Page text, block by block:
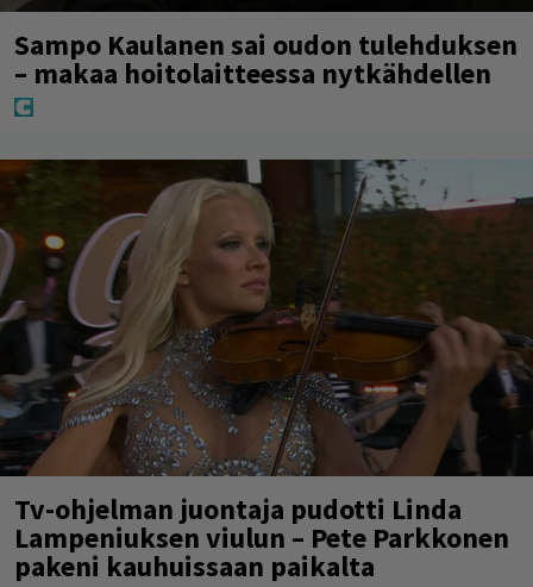
Sampo Kaulanen sai oudon tulehduksen
– makaa hoitolaitteessa nytkähdellen
Tv-ohjelman juontaja pudotti Linda
Lampeniuksen viulun – Pete Parkkonen
pakeni kauhuissaan paikalta